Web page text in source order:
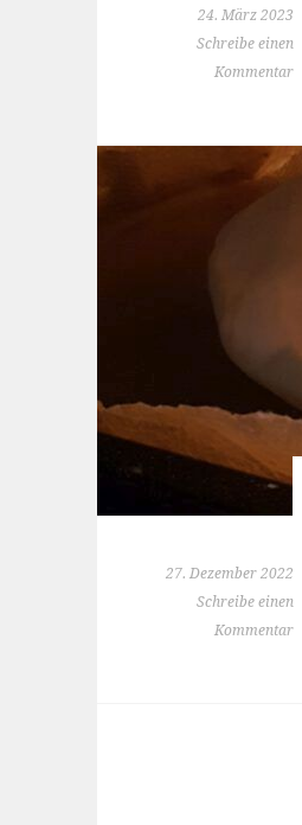
24. März 2023
Schreibe einen
Kommentar
27. Dezember 2022
Schreibe einen
Kommentar